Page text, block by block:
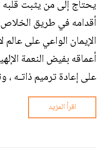
يحتاج إلى من يثبت قلبه
أقدامه في طريق
الإيمان الواعي على
أعماقه بفيض النعمة
على إعادة ترميم ذاتـه
اقرأ المزيد